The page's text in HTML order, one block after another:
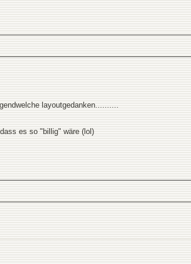
layoutgedanken..........
es so "billig" wäre (lol)